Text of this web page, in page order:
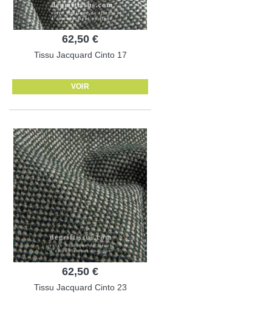
62,50 €
Tissu Jacquard Cinto 17
VOIR
62,50 €
Tissu Jacquard Cinto 23